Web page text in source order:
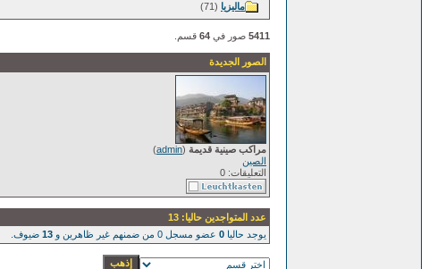
ماليزيا (71)
5411 صور في 64 قسم.
الصور الجديدة
مراكب صينية قديمة (
admin
)
الصين
التعليقات: 0
عدد المتواجدين حاليا: 13
يوجد حاليا 0 عضو مسجل 0 من ضمنهم غير ظاهرين و 13 ضيوف.